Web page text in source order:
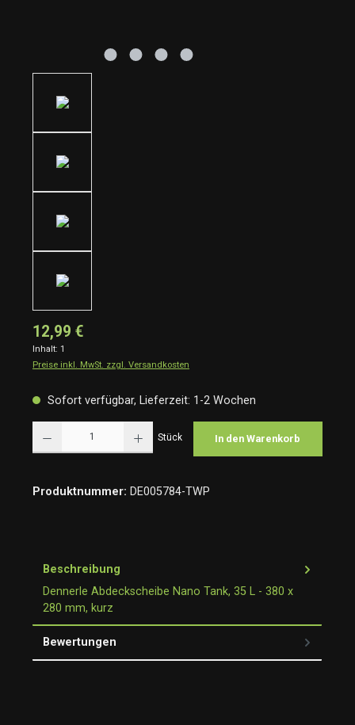
12,99 €
Inhalt: 1
Preise inkl. MwSt. zzgl. Versandkosten
Sofort verfügbar, Lieferzeit: 1-2 Wochen
Stück In den Warenkorb
Produktnummer: DE005784-TWP
Beschreibung
Dennerle Abdeckscheibe Nano Tank, 35 L - 380 x
280 mm, kurz
Bewertungen